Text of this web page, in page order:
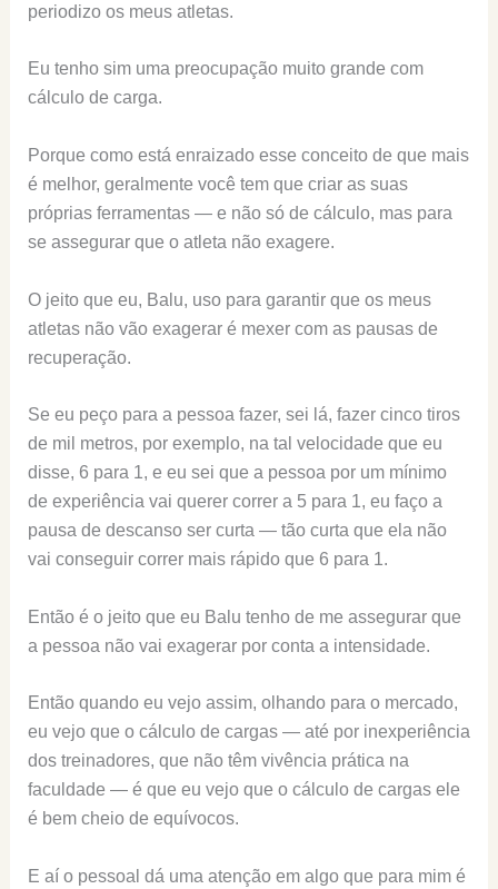
periodizo os meus atletas.
Eu tenho sim uma preocupação muito grande com
cálculo de carga.
Porque como está enraizado esse conceito de que mais
é melhor, geralmente você tem que criar as suas
próprias ferramentas — e não só de cálculo, mas para
se assegurar que o atleta não exagere.
O jeito que eu, Balu, uso para garantir que os meus
atletas não vão exagerar é mexer com as pausas de
recuperação.
Se eu peço para a pessoa fazer, sei lá, fazer cinco tiros
de mil metros, por exemplo, na tal velocidade que eu
disse, 6 para 1, e eu sei que a pessoa por um mínimo
de experiência vai querer correr a 5 para 1, eu faço a
pausa de descanso ser curta — tão curta que ela não
vai conseguir correr mais rápido que 6 para 1.
Então é o jeito que eu Balu tenho de me assegurar que
a pessoa não vai exagerar por conta a intensidade.
Então quando eu vejo assim, olhando para o mercado,
eu vejo que o cálculo de cargas — até por inexperiência
dos treinadores, que não têm vivência prática na
faculdade — é que eu vejo que o cálculo de cargas ele
é bem cheio de equívocos.
E aí o pessoal dá uma atenção em algo que para mim é